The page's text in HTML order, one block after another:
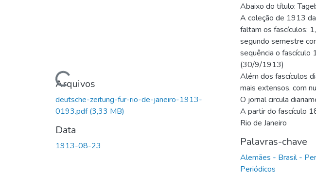
Carregando...
Arquivos
deutsche-zeitung-fur-rio-de-janeiro-1913-
0193.pdf(3,33 MB)
Data
1913-08-23
Abaixo do título:
A coleção de 1913
faltam os fascículos:
segundo semestre
sequência o
(30/9/1913)
Além dos fascículos
mais extensos, com
O jornal circula
A partir do fascículo
Rio de Janeiro
Palavras-chave
Alemães - Brasil -
Periódicos